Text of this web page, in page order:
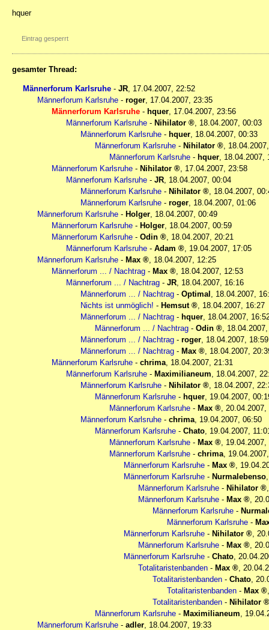
hquer
Eintrag gesperrt
gesamter Thread:
Männerforum Karlsruhe - JR 17.04.2007, 22:52
Männerforum Karlsruhe - roger 17.04.2007, 23:35
Männerforum Karlsruhe - hquer 17.04.2007, 23:56
Männerforum Karlsruhe - Nihilator
18.04.2007, 00:03
Männerforum Karlsruhe - hquer 18.04.2007, 00:33
Männerforum Karlsruhe - Nihilator
Männerforum Karlsruhe - hquer 18.04.2007,
Männerforum Karlsruhe - Nihilator
17.04.2007, 23:58
Männerforum Karlsruhe - JR 18.04.2007, 00:04
Männerforum Karlsruhe - Nihilator
18.04.2007,
Männerforum Karlsruhe - roger 18.04.2007, 01:06
Männerforum Karlsruhe - Holger 18.04.2007, 00:49
Männerforum Karlsruhe - Holger 18.04.2007, 00:59
Männerforum Karlsruhe - Odin
18.04.2007, 20:21
Männerforum Karlsruhe - Adam
19.04.2007, 17:05
Männerforum Karlsruhe - Max
18.04.2007, 12:25
Männerforum ... / Nachtrag - Max
18.04.2007, 12:53
Männerforum ... / Nachtrag - JR 18.04.2007, 16:16
Männerforum ... / Nachtrag - Optimal
18.04.2007,
Nichts ist unmöglich! - Hemsut
18.04.2007, 16:27
Männerforum ... / Nachtrag - hquer 18.04.2007,
Männerforum ... / Nachtrag - Odin
Männerforum ... / Nachtrag - roger 18.04.2007, 18:59
Männerforum ... / Nachtrag - Max
18.04.2007,
Männerforum Karlsruhe - chrima 18.04.2007, 21:31
Männerforum Karlsruhe - Maximilianeum
18.04.2007,
Männerforum Karlsruhe - Nihilator
18.04.2007,
Männerforum Karlsruhe - hquer 19.04.2007,
Männerforum Karlsruhe - Max
20.04.2007,
Männerforum Karlsruhe - chrima 19.04.2007, 06:50
Männerforum Karlsruhe - Chato 19.04.2007,
Männerforum Karlsruhe - Max
19.04.2007,
Männerforum Karlsruhe - chrima
Männerforum Karlsruhe - Max
Männerforum Karlsruhe - Nurmalebenso
Männerforum Karlsruhe - Nihilator
Männerforum Karlsruhe - Max
Männerforum Karlsruhe -
Männerforum Karlsruhe -
Männerforum Karlsruhe - Nihilator
Männerforum Karlsruhe - Max
Männerforum Karlsruhe - Chato
Totalitaristenbanden - Max
Totalitaristenbanden - Chato
Totalitaristenbanden - Max
Totalitaristenbanden - Nihilator
Männerforum Karlsruhe - Maximilianeum
Männerforum Karlsruhe - adler 18.04.2007, 19:33